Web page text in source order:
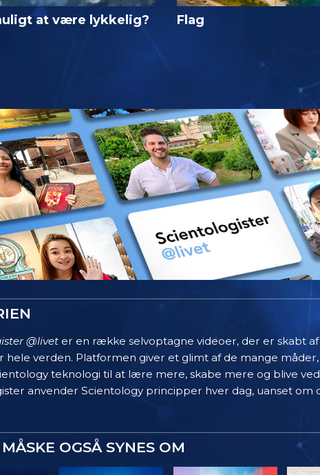
at være lykkelig? Flag
@livet er en række selvoptagne videoer, der er skabt
hele verden. Platformen giver et glimt af de mange
teknologi til at lære mere, skabe mere og blive
anvender Scientology principper hver dag, uanset
OGSÅ SYNES OM